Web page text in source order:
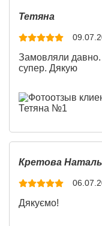
Тетяна
Замовляли
супер. Дякую
Кретова
Дякуємо!